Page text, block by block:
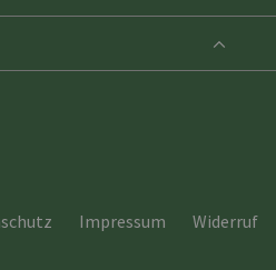
Impressum Widerruf